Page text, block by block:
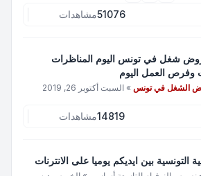
51076مشاهدات
شغل في تونس اليوم المناظرات
وفرص العمل اليوم
الشغل في تونس »
السبت أكتوبر 26, 2019
14819مشاهدات
التونسية بين ايديكم يوميا على الانترنات